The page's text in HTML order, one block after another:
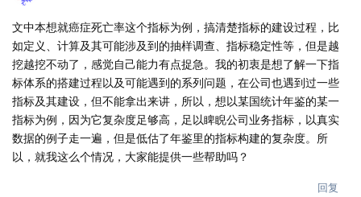
文中本想就癌症死亡率这个指标为例，搞清楚指标的建设过程，比
如定义、计算及其可能涉及到的抽样调查、指标稳定性等，但是越
挖越挖不动了，感觉自己能力有点捉急。我的初衷是想了解一下指
标体系的搭建过程以及可能遇到的系列问题，在公司也遇到过一些
指标及其建设，但不能拿出来讲，所以，想以某国统计年鉴的某一
指标为例，因为它复杂度足够高，足以睥睨公司业务指标，以真实
数据的例子走一遍，但是低估了年鉴里的指标构建的复杂度。所
以，就我这么个情况，大家能提供一些帮助吗？
回复